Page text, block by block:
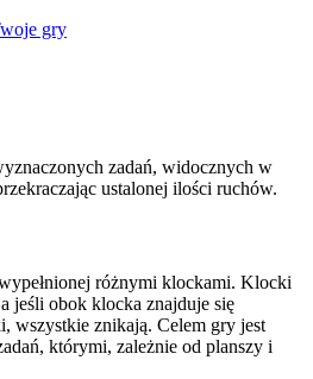
gry
zadań, widocznych w
ustalonej ilości ruchów.
różnymi klockami. Klocki
jeśli obok klocka znajduje się
wszystkie znikają. Celem gry jest
którymi, zależnie od planszy i